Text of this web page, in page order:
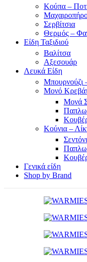
Κούπα –
Σερβίτσια
Θερμός –
Είδη Ταξιδιού
Βαλίτσα
Αξεσουάρ
Λευκά Είδη
Μπουρνούζι
Μονό
Μονά
Κούνια –
Γενικά είδη
Shop by Brand